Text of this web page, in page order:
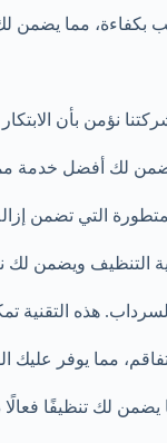
بكفاءة، مما
نؤمن بأن الابتكار
لك أفضل خدمة
التي
التنظيف ويضمن لك
هذه التقنية
مما يوفر عليك
لك تنظيفًا فعالًا